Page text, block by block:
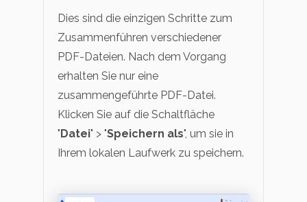
Dies sind die einzigen Schritte zum
Zusammenführen verschiedener
PDF-Dateien. Nach dem Vorgang
erhalten Sie nur eine
zusammengeführte PDF-Datei.
Klicken Sie auf die Schaltfläche
"Datei" > "Speichern als", um sie in
Ihrem lokalen Laufwerk zu speichern.